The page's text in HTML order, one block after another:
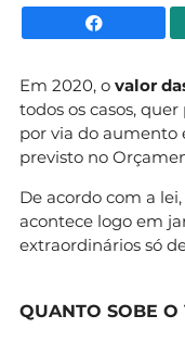
Em 2020, o valor
todos os casos,
por via do aumento
previsto no
De acordo com a
acontece logo em
extraordinários só
QUANTO SOBE O